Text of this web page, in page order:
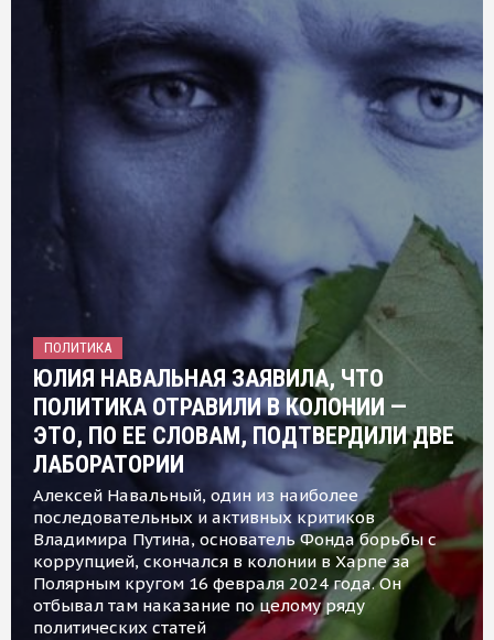
ПОЛИТИКА
ЮЛИЯ НАВАЛЬНАЯ ЗАЯВИЛА, ЧТО
ПОЛИТИКА ОТРАВИЛИ В КОЛОНИИ —
ЭТО, ПО ЕЕ СЛОВАМ, ПОДТВЕРДИЛИ ДВЕ
ЛАБОРАТОРИИ
Алексей Навальный, один из наиболее
последовательных и активных критиков
Владимира Путина, основатель Фонда борьбы с
коррупцией, скончался в колонии в Харпе за
Полярным кругом 16 февраля 2024 года. Он
отбывал там наказание по целому ряду
политических статей